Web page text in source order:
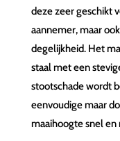
deze zeer geschikt
aannemer, maar
degelijkheid. Het
staal met een
stootschade wordt
eenvoudige maar
maaihoogte snel